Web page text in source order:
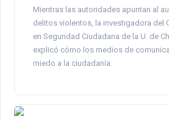
Mientras las autoridades apuntan al
delitos violentos, la investigadora del
en Seguridad Ciudadana de la U. de
explicó cómo los medios de
miedo a la ciudadanía.